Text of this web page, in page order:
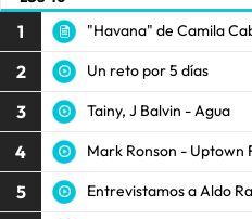
1 "Havana" de Camila
2 Un reto por 5 días
3 Tainy, J Balvin - Agua
4 Mark Ronson - Uptown
5 Entrevistamos a Aldo